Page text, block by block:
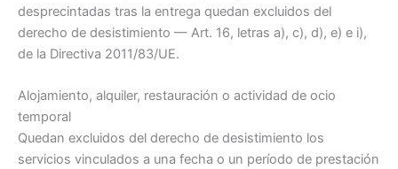
desprecintadas tras la entrega quedan excluidos del
derecho de desistimiento — Art. 16, letras a), c), d), e) e i),
de la Directiva 2011/83/UE.
Alojamiento, alquiler, restauración o actividad de ocio
temporal
Quedan excluidos del derecho de desistimiento los
servicios vinculados a una fecha o un período de prestación